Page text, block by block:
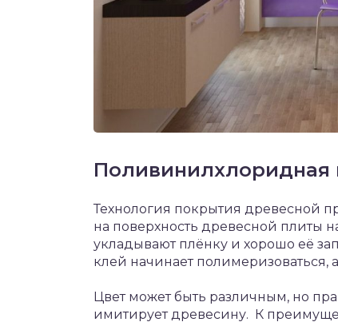
Поливинилхлоридная
Технология покрытия древесной
на поверхность древесной плиты
укладывают плёнку и хорошо её
клей начинает полимеризоваться,
Цвет может быть различным, но
имитирует древесину. К